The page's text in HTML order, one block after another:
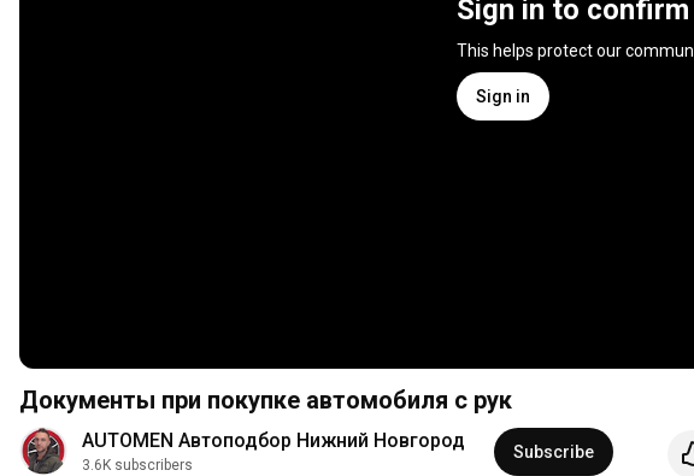
Sign in to confirm
This helps protect our
Sign in
Документы при покупке автомобиля с рук
AUTOMEN Автоподбор Нижний Новгород
3.6K subscribers
Subscribe